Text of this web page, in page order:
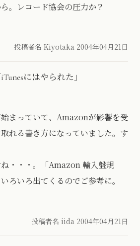
。レコード協会の圧力か？
投稿者名 Kiyotaka 2004年04月21日
にはやられた」
まっていて、Amazonが影響を受
れる書き方になっていました。す
・・・。「Amazon 輸入盤規
ろいろ出てくるのでご参考に。
投稿者名 iida 2004年04月21日